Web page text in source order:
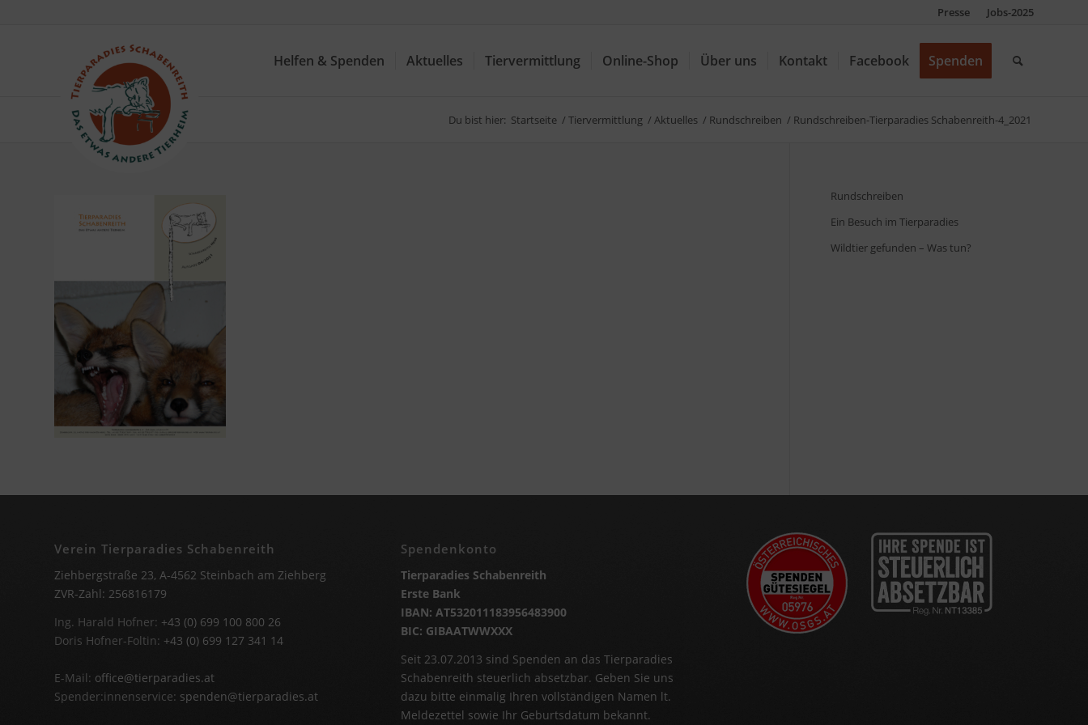
Presse Jobs-2025
Helfen & Spenden Aktuelles Tiervermittlung Online-Shop Über uns Kontakt Facebook Spenden
Du bist hier: Startseite / Tiervermittlung / Aktuelles / Rundschreiben / Rundschreiben-Tierparadies Schabenreith-4_2021
Rundschreiben
Ein Besuch im Tierparadies
Wildtier gefunden – Was tun?
Verein Tierparadies Schabenreith
Ziehbergstraße 23, A-4562 Steinbach am Ziehberg
ZVR-Zahl: 256816179
Ing. Harald Hofner: +43 (0) 699 100 800 26
Doris Hofner-Foltin: +43 (0) 699 127 341 14
E-Mail: office@tierparadies.at
Spender:innenservice: spenden@tierparadies.at
Spendenkonto
Tierparadies Schabenreith
Erste Bank
IBAN: AT532011183956483900
BIC: GIBAATWWXXX
Seit 23.07.2013 sind Spenden an das Tierparadies
Schabenreith steuerlich absetzbar. Geben Sie uns
dazu bitte einmalig Ihren vollständigen Namen lt.
Meldezettel sowie Ihr Geburtsdatum bekannt.